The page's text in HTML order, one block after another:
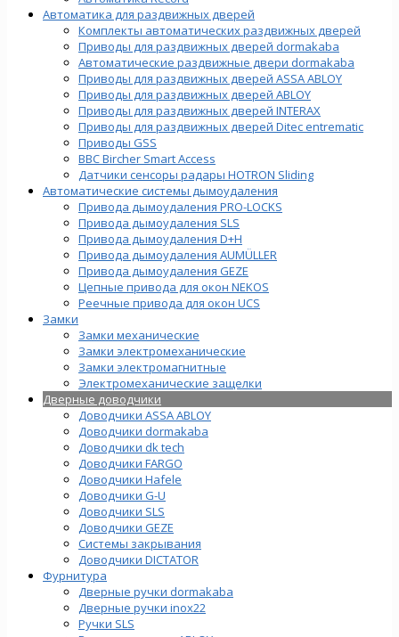
Автоматика для раздвижных дверей
Комплекты автоматических раздвижных дверей
Приводы для раздвижных дверей dormakaba
Автоматические раздвижные двери dormakaba
Приводы для раздвижных дверей ASSA ABLOY
Приводы для раздвижных дверей ABLOY
Приводы для раздвижных дверей INTERAX
Приводы для раздвижных дверей Ditec entrematic
Приводы GSS
BBC Bircher Smart Access
Датчики сенсоры радары HOTRON Sliding
Автоматические системы дымоудаления
Привода дымоудаления PRO-LOCKS
Привода дымоудаления SLS
Привода дымоудаления D+H
Привода дымоудаления AUMÜLLER
Привода дымоудаления GEZE
Цепные привода для окон NEKOS
Реечные привода для окон UСS
Замки
Замки механические
Замки электромеханические
Замки электромагнитные
Электромеханические защелки
Дверные доводчики
Доводчики ASSA ABLOY
Доводчики dormakaba
Доводчики dk tech
Доводчики FARGO
Доводчики Hafele
Доводчики G-U
Доводчики SLS
Доводчики GEZE
Cистемы закрывания
Доводчики DICTATOR
Фурнитура
Дверные ручки dormakaba
Дверные ручки inox22
Ручки SLS